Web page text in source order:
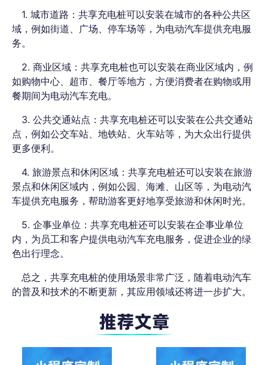
1. 城市道路：共享充电桩可以安装在城市的各种公共区
域，例如街道、广场、停车场等，为电动汽车提供充电服
务。
2. 商业区域：共享充电桩也可以安装在商业区域内，例
如购物中心、超市、餐厅等地方，方便消费者在购物或用
餐期间为电动汽车充电。
3. 公共交通站点：共享充电桩还可以安装在公共交通站
点，例如公交车站、地铁站、火车站等，为大众出行提供
更多便利。
4. 旅游景点和休闲区域：共享充电桩还可以安装在旅游
景点和休闲区域内，例如公园、海滩、山区等，为电动汽
车提供充电服务，帮助游客更好地享受旅游和休闲时光。
5. 企事业单位：共享充电桩还可以安装在企事业单位
内，为员工和客户提供电动汽车充电服务，促进企业的绿
色出行理念。
总之，共享充电桩的使用场景非常广泛，随着电动汽车
的普及和技术的不断更新，其应用领域还将进一步扩大。